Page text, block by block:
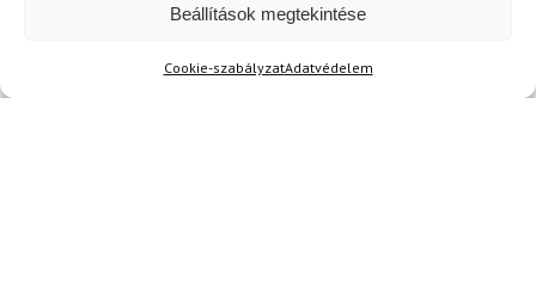
Beállítások megtekintése
Cookie-szabályzatAdatvédelem